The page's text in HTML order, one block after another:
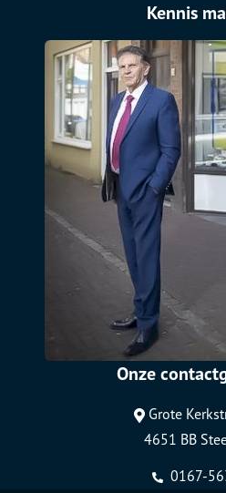
Kennis
Onze
Grote
4651 BB
0167-